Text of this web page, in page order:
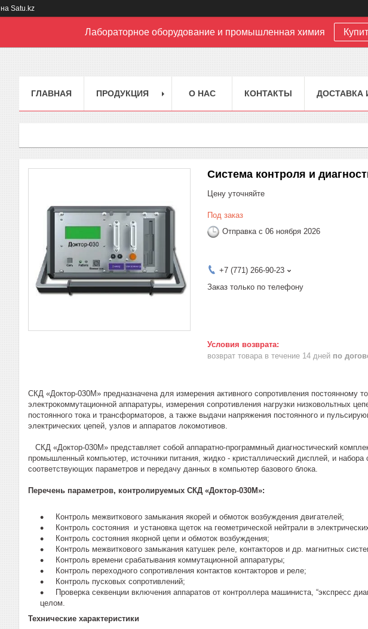
на Satu.kz
Лабораторное оборудование и промышленная химия
ГЛАВНАЯ ПРОДУКЦИЯ О НАС КОНТАКТЫ ДОСТАВКА
Система контроля и
Цену уточняйте
Под заказ
Отправка с 06 ноября 2026
+7 (771) 266-90-23
Заказ только по телефону
возврат товара в течение 14 дней по
СКД «Доктор-030М» предназначена для измерения активного сопротивления постоянному
электрокоммутационной аппаратуры, измерения сопротивления нагрузки низковольтных
постоянного тока и трансформаторов, а также выдачи напряжения постоянного и
электрических цепей, узлов и аппаратов локомотивов.
СКД «Доктор-030М» представляет собой аппаратно-программный диагностический
промышленный компьютер, источники питания, жидко - кристаллический дисплей, и
соответствующих параметров и передачу данных в компьютер базового блока.
Перечень параметров, контролируемых СКД «Доктор-030М»:
Контроль межвиткового замыкания якорей и обмоток возбуждения двигателей;
Контроль состояния и установка щеток на геометрической нейтрали в
Контроль состояния якорной цепи и обмоток возбуждения;
Контроль межвиткового замыкания катушек реле, контакторов и др. магнитных
Контроль времени срабатывания коммутационной аппаратуры;
Контроль переходного сопротивления контактов контакторов и реле;
Контроль пусковых сопротивлений;
Проверка секвенции включения аппаратов от контроллера машиниста, “экспресс
целом.
Технические характеристики